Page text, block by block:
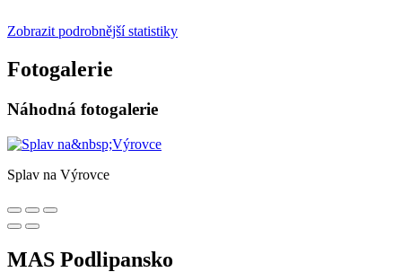
Zobrazit podrobnější statistiky
Fotogalerie
Náhodná fotogalerie
Splav na Výrovce
MAS Podlipansko